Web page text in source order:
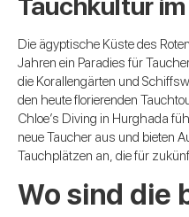
Die ägyptische Küste des
Jahren ein Paradies für
die Korallengärten und
den heute florierenden
Chloe’s Diving in Hurghada
neue Taucher aus und bieten
Tauchplätzen an, die für
Wo sind die